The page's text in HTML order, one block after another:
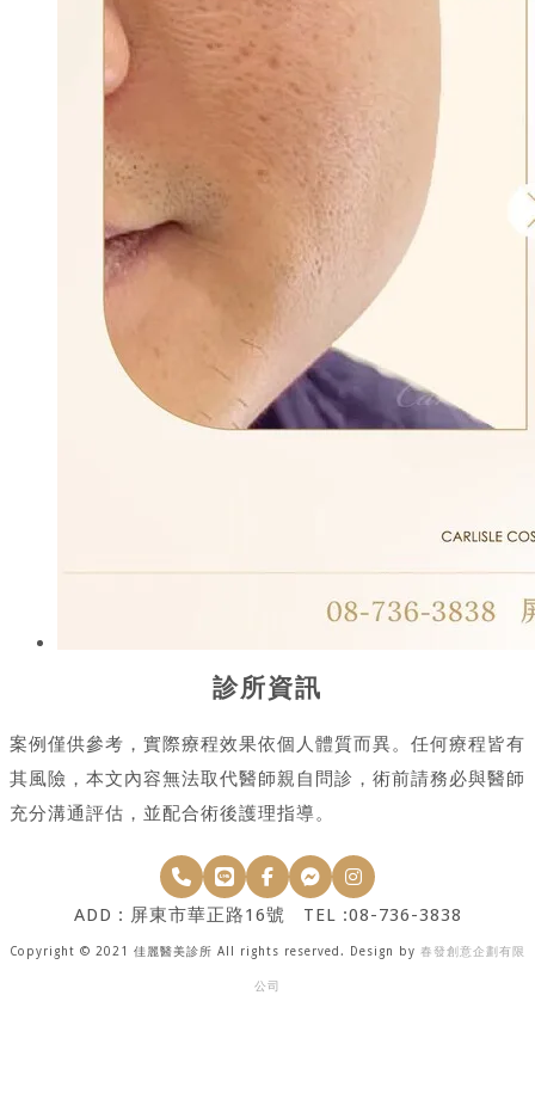
診所資訊
案例僅供參考，實際療程效果依個人體質而異。任何療程皆有
其風險，本文內容無法取代醫師親自問診，術前請務必與醫師
充分溝通評估，並配合術後護理指導。
ADD : 屏東市華正路16號 TEL :08-736-3838
Copyright © 2021 佳麗醫美診所 All rights reserved. Design by 春發創意企劃有限
公司